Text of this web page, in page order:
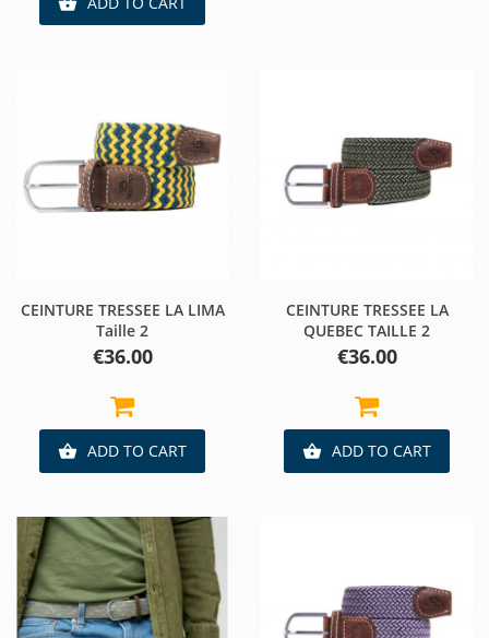
CEINTURE TRESSEE LA LIMA
Taille 2
Price
€36.00
 ADD TO CART
CEINTURE TRESSEE LA
QUEBEC TAILLE 2
Price
€36.00
 ADD TO CART